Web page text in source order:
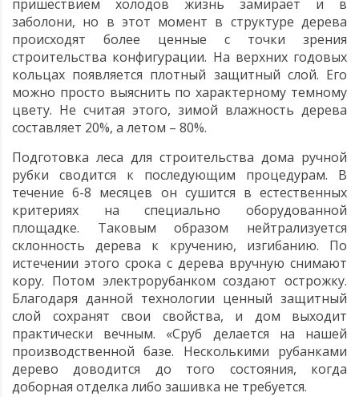
пришествием холодов жизнь замирает и в
заболони, но в этот момент в структуре дерева
происходят более ценные с точки зрения
строительства конфигурации. На верхних годовых
кольцах появляется плотный защитный слой. Его
можно просто выяснить по характерному темному
цвету. Не считая этого, зимой влажность дерева
составляет 20%, а летом – 80%.
Подготовка леса для строительства дома ручной
рубки сводится к последующим процедурам. В
течение 6-8 месяцев он сушится в естественных
критериях на специально оборудованной
площадке. Таковым образом нейтрализуется
склонность дерева к кручению, изгибанию. По
истечении этого срока с дерева вручную снимают
кору. Потом электрорубанком создают острожку.
Благодаря данной технологии ценный защитный
слой сохранят свои свойства, и дом выходит
практически вечным. «Сруб делается на нашей
производственной базе. Несколькими рубанками
дерево доводится до того состояния, когда
доборная отделка либо зашивка не требуется.